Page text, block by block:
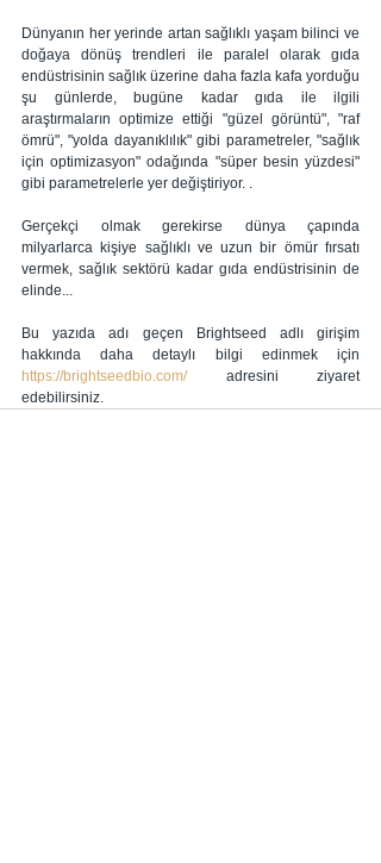
Dünyanın her yerinde artan sağlıklı yaşam bilinci ve
doğaya dönüş trendleri ile paralel olarak gıda
endüstrisinin sağlık üzerine daha fazla kafa yorduğu
şu günlerde, bugüne kadar gıda ile ilgili
araştırmaların optimize ettiği "güzel görüntü", "raf
ömrü", "yolda dayanıklılık" gibi parametreler, "sağlık
için optimizasyon" odağında "süper besin yüzdesi"
gibi parametrelerle yer değiştiriyor. .
Gerçekçi olmak gerekirse dünya çapında
milyarlarca kişiye sağlıklı ve uzun bir ömür fırsatı
vermek, sağlık sektörü kadar gıda endüstrisinin de
elinde...
Bu yazıda adı geçen Brightseed adlı girişim
https://brightseedbio.com/ adresini ziyaret
edebilirsiniz.